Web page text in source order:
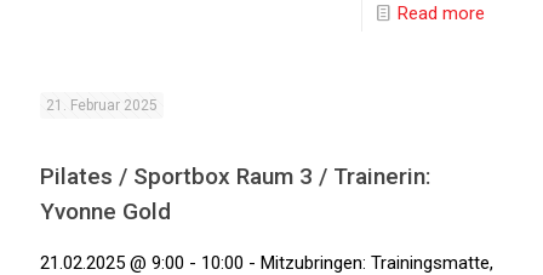
Read more
21. Februar 2025
Pilates / Sportbox Raum 3 / Trainerin:
Yvonne Gold
21.02.2025 @ 9:00 - 10:00 - Mitzubringen: Trainingsmatte,